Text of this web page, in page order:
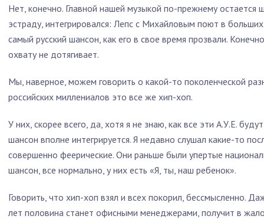
Нет, конечно. Главной нашей музыкой по-прежнему остается
эстраду, интегрировался: Лепс с Михайловым поют в
самый русский шансон, как его в свое время прозвали.
охвату не дотягивает.
Мы, наверное, можем говорить о какой-то поколенческой
российских миллениалов это все же хип-хоп.
У них, скорее всего, да, хотя я не знаю, как все эти А.У.Е.
шансон вполне интегрируется. Я недавно слушал какие-то
совершенно феерические. Они раньше были упертые
шансон, все нормально, у них есть «Я, ты, наш ребенок».
Говорить, что хип-хоп взял и всех покорил, бессмысленно.
лет половина станет офисными менеджерами, получит в